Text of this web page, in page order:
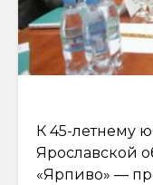
К 45-летнему
Ярославской
«Ярпиво» —